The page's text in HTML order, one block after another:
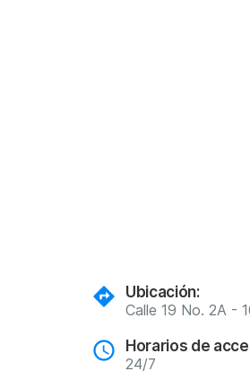
Ubicación:
Calle 19 No. 2A -
Horarios de
24/7